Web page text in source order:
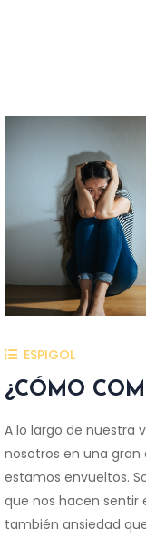
ESPIGOL
¿CÓMO
A lo largo de nuestra
nosotros en una
estamos envueltos.
que nos hacen sentir
también ansiedad